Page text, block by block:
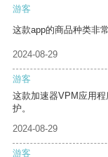
游客
这款app的商品种类非
2024-08-29
游客
这款加速器VPM应用
护。
2024-08-29
游客